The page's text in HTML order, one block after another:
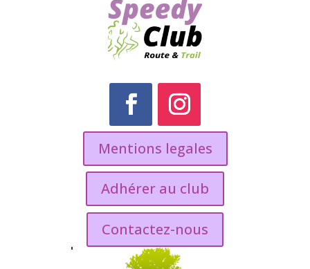
Mentions legales
Adhérer au club
Contactez-nous